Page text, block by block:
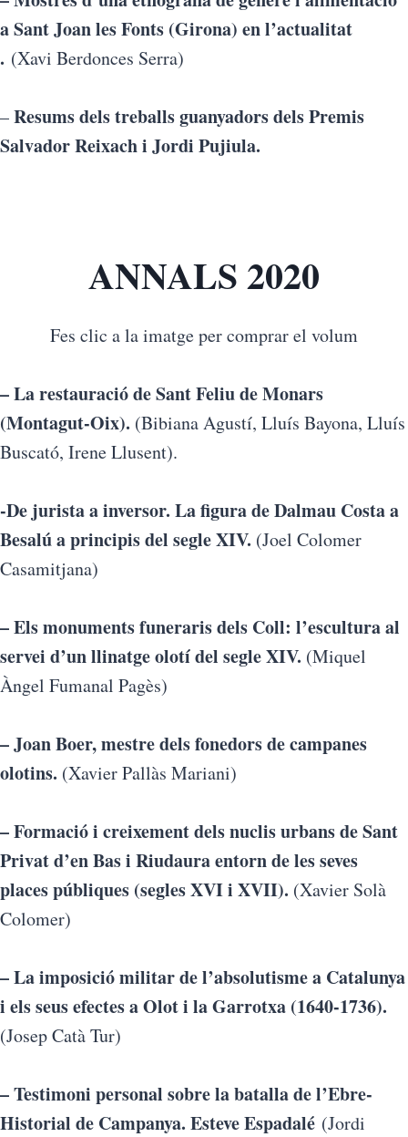
a Sant Joan les Fonts (Girona) en l’actualitat
. (Xavi Berdonces Serra)
–Resums dels treballs guanyadors dels Premis
Salvador Reixach i Jordi Pujiula.
ANNALS 2020
Fes clic a la imatge per comprar el volum
– La restauració de Sant Feliu de Monars
(Montagut-Oix). (Bibiana Agustí, Lluís Bayona, Lluís
Buscató, Irene Llusent).
-De jurista a inversor. La figura de Dalmau Costa a
Besalú a principis del segle XIV. (Joel Colomer
Casamitjana)
– Els monuments funeraris dels Coll: l’escultura al
servei d’un llinatge olotí del segle XIV. (Miquel
Àngel Fumanal Pagès)
– Joan Boer, mestre dels fonedors de campanes
olotins. (Xavier Pallàs Mariani)
– Formació i creixement dels nuclis urbans de Sant
Privat d’en Bas i Riudaura entorn de les seves
places públiques (segles XVI i XVII). (Xavier Solà
Colomer)
– La imposició militar de l’absolutisme a Catalunya
i els seus efectes a Olot i la Garrotxa (1640-1736).
(Josep Catà Tur)
– Testimoni personal sobre la batalla de l’Ebre-
Historial de Campanya. Esteve Espadalé (Jordi